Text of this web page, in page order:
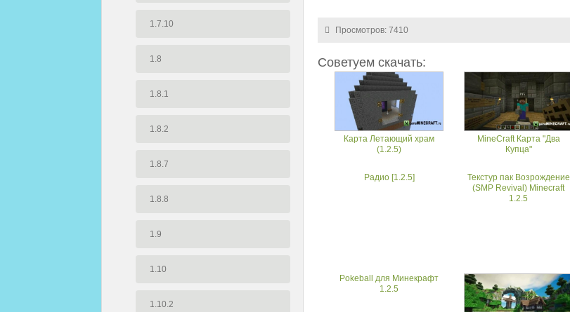
1.7.10
1.8
1.8.1
1.8.2
1.8.7
1.8.8
1.9
1.10
1.10.2
Просмотров: 7410
Советуем скачать:
Карта Летающий храм
(1.2.5)
MineCraft Карта "Два
Купца"
Радио [1.2.5]
Текстур пак Возрождение
(SMP Revival) Minecraft
1.2.5
Pokeball для Минекрафт
1.2.5